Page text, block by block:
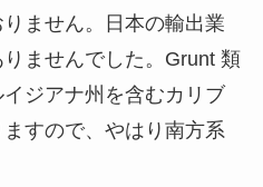
ません。日本の輸出業
ませんでした。Grunt 類
ジアナ州を含むカリブ
すので、やはり南方系